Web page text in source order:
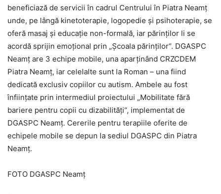
beneficiază de servicii în cadrul Centrului în Piatra Neamț
unde, pe lângă kinetoterapie, logopedie și psihoterapie, se
oferă masaj și educație non-formală, iar părinților li se
acordă sprijin emoțional prin „Școala părinților“. DGASPC
Neamț are 3 echipe mobile, una aparținând CRZCDEM
Piatra Neamț, iar celelalte sunt la Roman – una fiind
dedicată exclusiv copiilor cu autism. Ambele au fost
înființate prin intermediul proiectului „Mobilitate fără
bariere pentru copii cu dizabilități“, implementat de
DGASPC Neamț. Cererile pentru terapiile oferite de
echipele mobile se depun la sediul DGASPC din Piatra
Neamț.
FOTO DGASPC Neamț